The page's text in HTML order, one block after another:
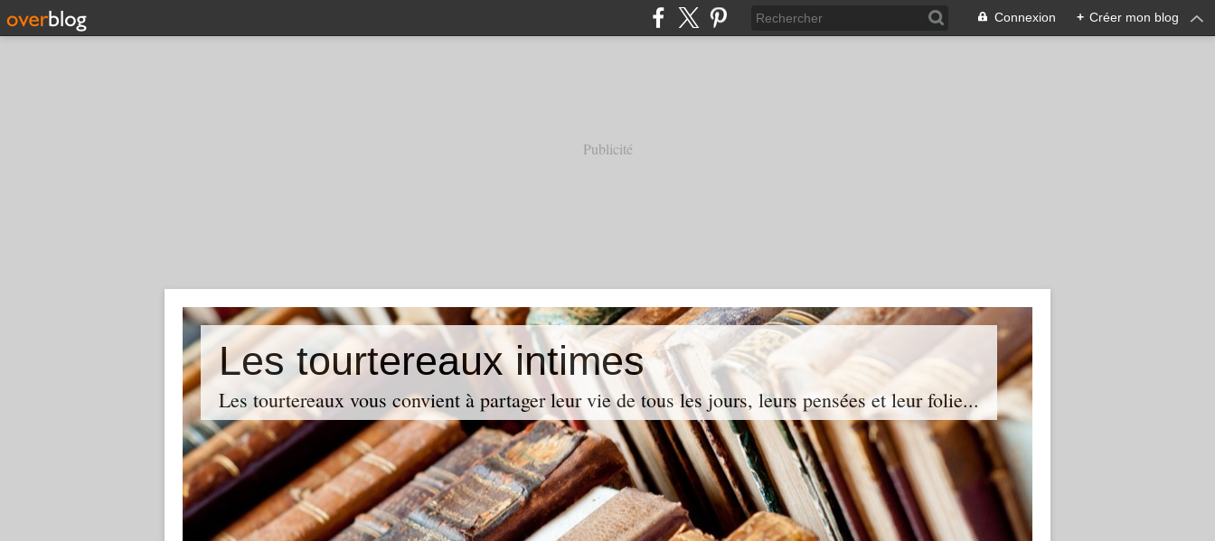
Connexion + Créer mon blog
Publicité
Les tourtereaux intimes
Les tourtereaux vous convient à partager leur vie de tous les jours, leurs pensées et leur folie...